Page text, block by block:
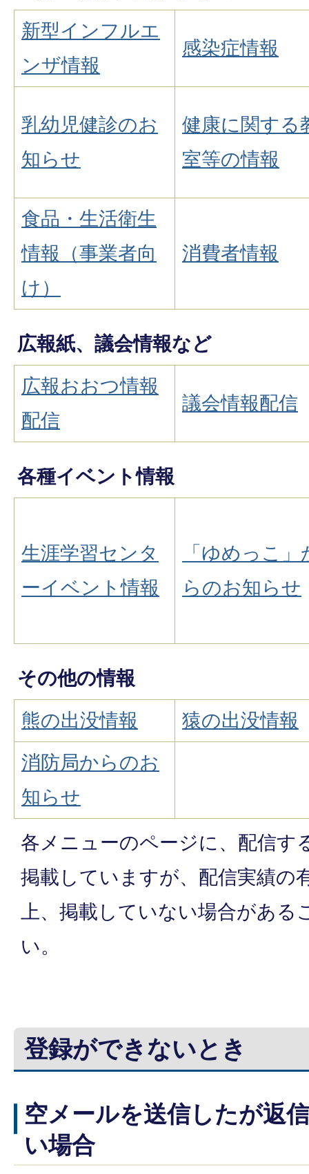
新型インフルエ
ンザ情報
感染症情報
乳幼児健診のお
知らせ
健康に関する
室等の情報
食品・生活衛生
情報（事業者向
け）
消費者情報
広報紙、議会情報など
広報おおつ情報
配信
議会情報配信
各種イベント情報
生涯学習センタ
ーイベント情報
「ゆめっこ」
らのお知らせ
その他の情報
熊の出没情報
猿の出没情報
消防局からのお
知らせ
各メニューのページに、配信す
掲載していますが、配信実績の
上、掲載していない場合があ
い。
登録ができないとき
空メールを送信したが返
い場合